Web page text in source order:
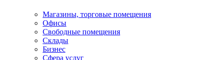
Магазины, торговые помещения
Офисы
Свободные помещения
Склады
Бизнес
Сфера услуг